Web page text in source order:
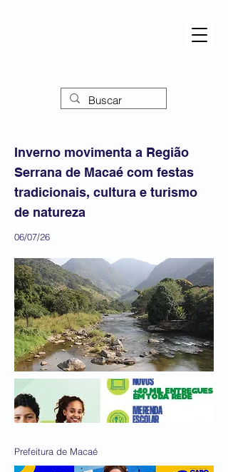
Inverno movimenta a Região
Serrana de Macaé com festas
tradicionais, cultura e turismo
de natureza
06/07/26
Prefeitura de Macaé